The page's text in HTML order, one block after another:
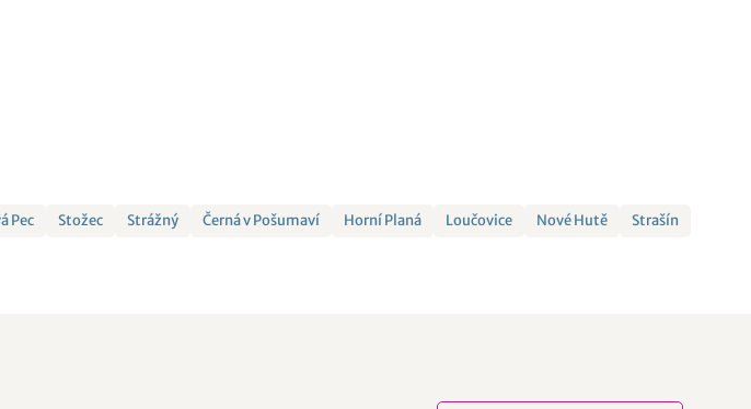
Pec Stožec Strážný Černá v Pošumaví Horní Planá Loučovice Nové Hutě
Strašín